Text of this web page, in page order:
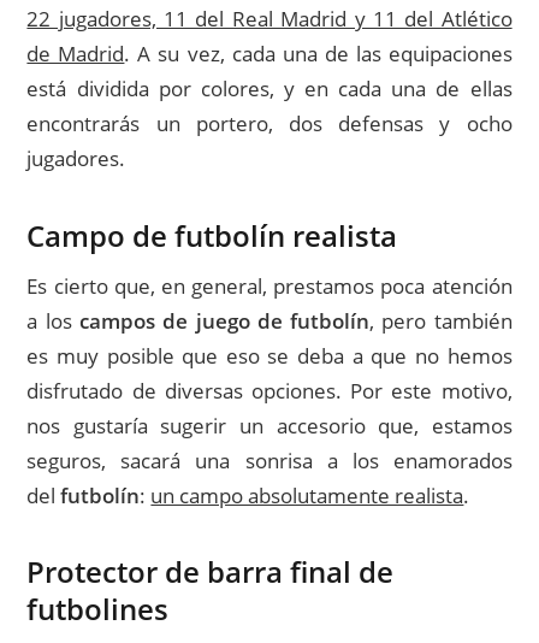
22 jugadores, 11 del Real Madrid y 11 del Atlético
de Madrid. A su vez, cada una de las equipaciones
está dividida por colores, y en cada una de ellas
encontrarás un portero, dos defensas y ocho
jugadores.
Campo de futbolín realista
Es cierto que, en general, prestamos poca atención
a loscampos de juego de futbolín, pero también
es muy posible que eso se deba a que no hemos
disfrutado de diversas opciones. Por este motivo,
nos gustaría sugerir un accesorio que, estamos
seguros, sacará una sonrisa a los enamorados
delfutbolín: un campo absolutamente realista.
Protector de barra final de
futbolines